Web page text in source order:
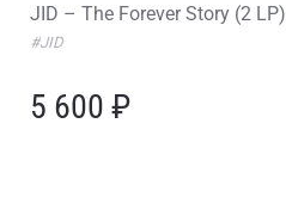
JID – The Forever Story (2 LP)
#JID
5 600 ₽